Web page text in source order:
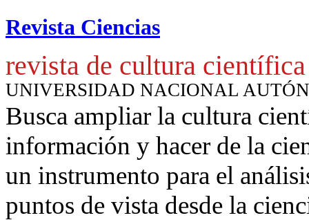
Revista Ciencias
revista de cultura científica
UNIVERSIDAD NACIONAL
Busca ampliar la cultura
información y hacer de la
un instrumento para el
puntos de vista desde la